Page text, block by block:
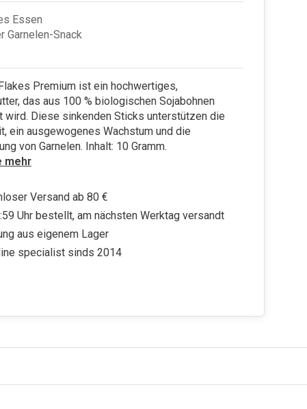
Essen
Garnelen-Snack
Premium ist ein hochwertiges,
das aus 100 % biologischen Sojabohnen
wird. Diese sinkenden Sticks unterstützen die
ein ausgewogenes Wachstum und die
von Garnelen. Inhalt: 10 Gramm.
mehr
Versand ab 80 €
Uhr bestellt, am nächsten Werktag versandt
aus eigenem Lager
specialist sinds 2014